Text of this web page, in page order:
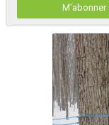
M'abonner